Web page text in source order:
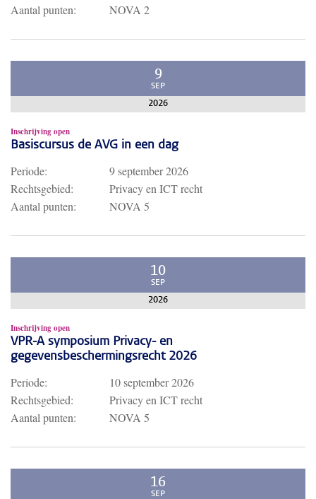
Aantal punten:
NOVA 2
9
SEP
2026
Inschrijving open
Basiscursus de AVG in een dag
Periode:
9 september 2026
Rechtsgebied:
Privacy en ICT recht
Aantal punten:
NOVA 5
10
SEP
2026
Inschrijving open
VPR-A symposium Privacy- en
gegevensbeschermingsrecht 2026
Periode:
10 september 2026
Rechtsgebied:
Privacy en ICT recht
Aantal punten:
NOVA 5
16
SEP